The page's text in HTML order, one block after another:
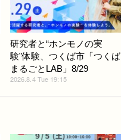
研究者と“ホンモノの実
験”体験、つくば市「つくば
まるごとLAB」8/29
2026.8.4 Tue 19:15